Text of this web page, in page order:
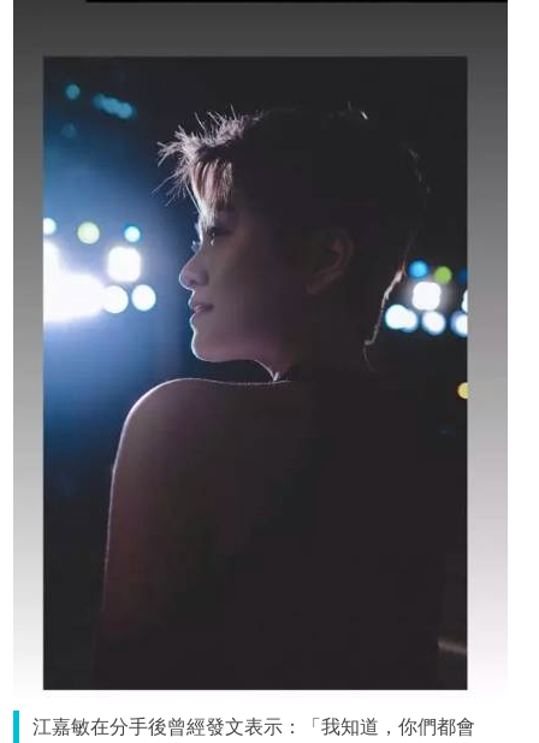
江嘉敏在分手後曾經發文表示：「我知道，你們都會